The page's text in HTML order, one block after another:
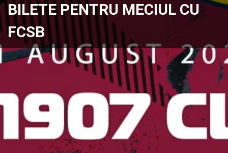
BILETE PENTRU MECIUL CU
FCSB